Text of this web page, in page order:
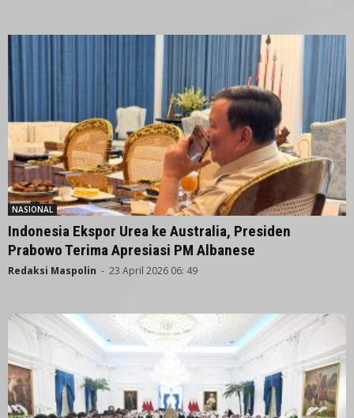
NASIONAL
Indonesia Ekspor Urea ke Australia, Presiden
Prabowo Terima Apresiasi PM Albanese
Redaksi Maspolin - 23 April 2026 06: 49